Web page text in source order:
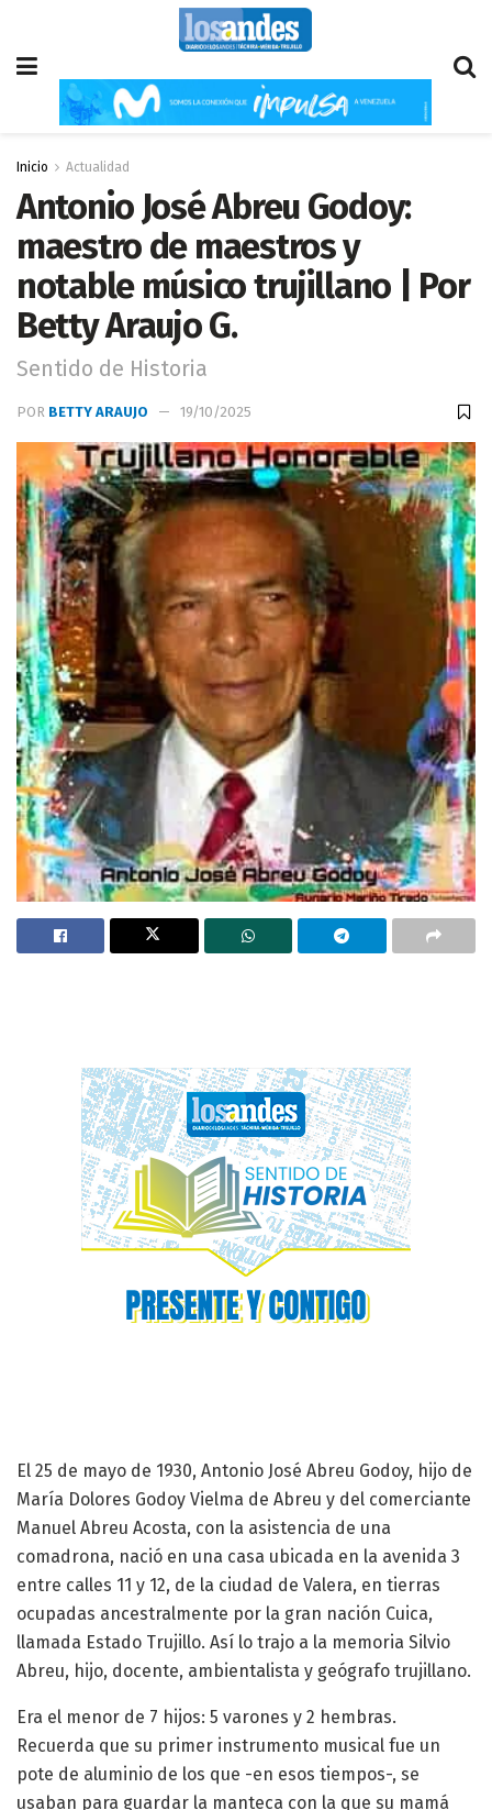
Inicio Actualidad
Antonio José Abreu Godoy:
maestro de maestros y
notable músico trujillano | Por
Betty Araujo G.
Sentido de Historia
POR BETTY ARAUJO 19/10/2025
El 25 de mayo de 1930, Antonio José Abreu Godoy, hijo de
María Dolores Godoy Vielma de Abreu y del comerciante
Manuel Abreu Acosta, con la asistencia de una
comadrona, nació en una casa ubicada en la avenida 3
entre calles 11 y 12, de la ciudad de Valera, en tierras
ocupadas ancestralmente por la gran nación Cuica,
llamada Estado Trujillo. Así lo trajo a la memoria Silvio
Abreu, hijo, docente, ambientalista y geógrafo trujillano.
Era el menor de 7 hijos: 5 varones y 2 hembras.
Recuerda que su primer instrumento musical fue un
pote de aluminio de los que -en esos tiempos-, se
usaban para guardar la manteca con la que su mamá